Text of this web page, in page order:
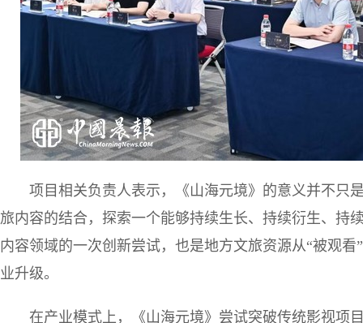
项目相关负责人表示，《山海元境》的意义并不只
旅内容的结合，探索一个能够持续生长、持续衍生、持
内容领域的一次创新尝试，也是地方文旅资源从“被观
业升级。
在产业模式上，《山海元境》尝试突破传统影视项